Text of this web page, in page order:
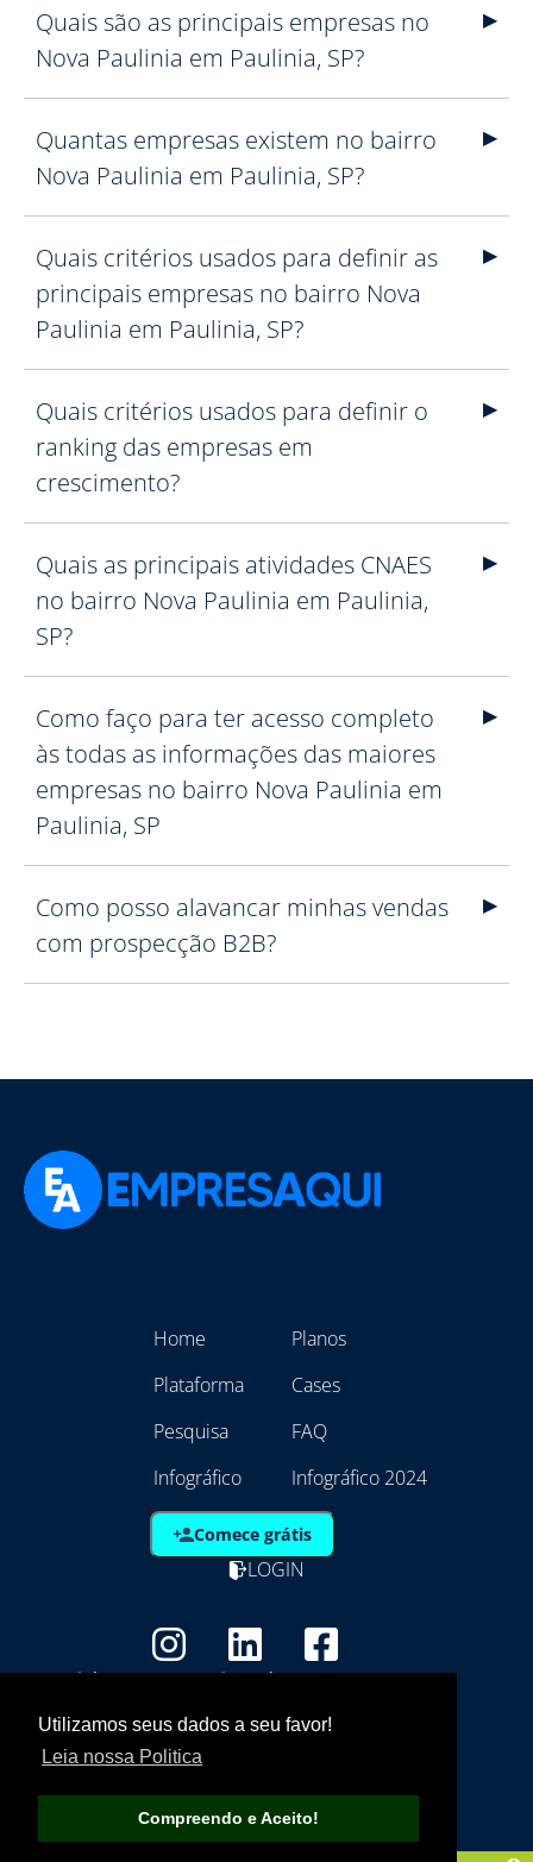
Utilizamos seus dados a seu favor!
Leia nossa Politica
Compreendo e Aceito!
Quais são as principais empresas no
Nova Paulinia em Paulinia, SP?
Quantas empresas existem no bairro
Nova Paulinia em Paulinia, SP?
Quais critérios usados para definir as
principais empresas no bairro Nova
Paulinia em Paulinia, SP?
Quais critérios usados para definir o
ranking das empresas em
crescimento?
Quais as principais atividades CNAES
no bairro Nova Paulinia em Paulinia,
SP?
Como faço para ter acesso completo
às todas as informações das maiores
empresas no bairro Nova Paulinia em
Paulinia, SP
Como posso alavancar minhas vendas
com prospecção B2B?
Home
Plataforma
Pesquisa
Infográfico
Planos
Cases
FAQ
Infográfico 2024
Comece grátis
LOGIN
Copyright - Marca Registrada
21.792.257/0001/01